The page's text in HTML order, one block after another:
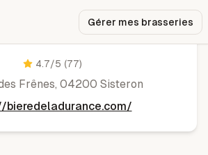
Gérer mes brasseries
de la Durance
4.7/5 (77)
Frênes, 04200 Sisteron
bieredeladurance.com/